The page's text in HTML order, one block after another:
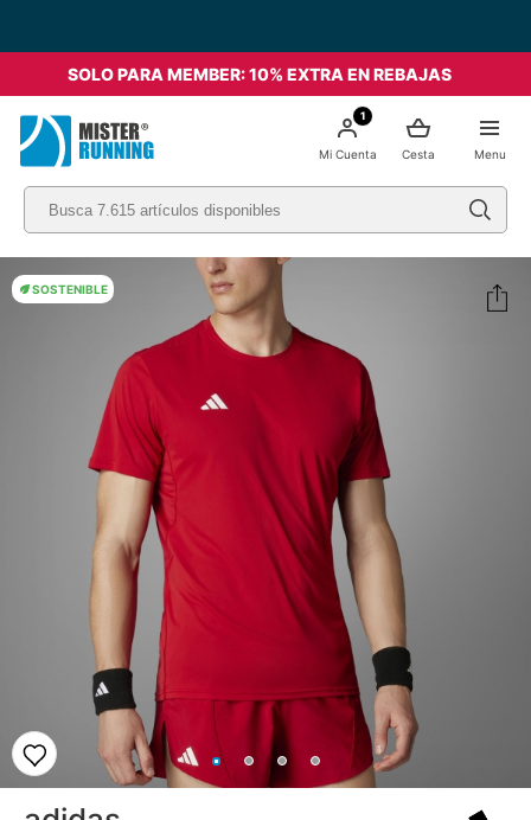
SOLO PARA MEMBER: 10% EXTRA EN REBAJAS
Menu
Cesta
1
Mi Cuenta
SOSTENIBLE